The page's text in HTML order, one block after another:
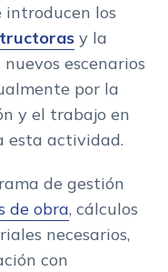
introducen los
y la
escenarios
por la
y el trabajo en
esta actividad.
de gestión
de obra, cálculos
necesarios,
con